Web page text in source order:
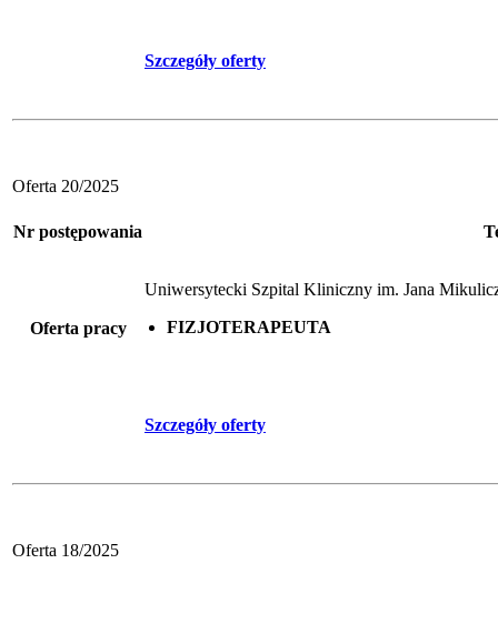
Szczegóły oferty
Oferta 20/2025
Nr postępowania
Oferta pracy
Uniwersytecki Szpital Kliniczny im. Jana
FIZJOTERAPEUTA
Szczegóły oferty
Oferta 18/2025